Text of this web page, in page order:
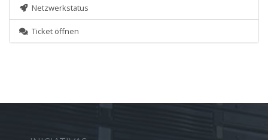
Netzwerkstatus
Ticket öffnen